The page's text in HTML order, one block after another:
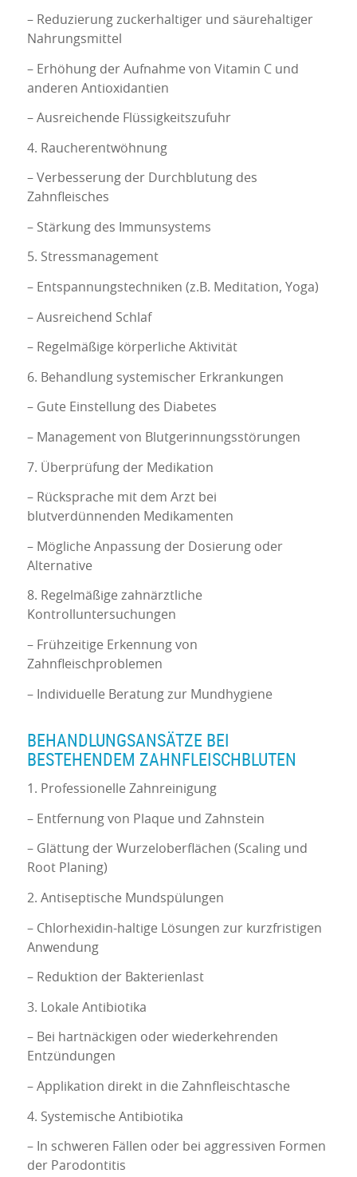
– Reduzierung zuckerhaltiger und säurehaltiger
Nahrungsmittel
– Erhöhung der Aufnahme von Vitamin C und
anderen Antioxidantien
– Ausreichende Flüssigkeitszufuhr
4. Raucherentwöhnung
– Verbesserung der Durchblutung des
Zahnfleisches
– Stärkung des Immunsystems
5. Stressmanagement
– Entspannungstechniken (z.B. Meditation, Yoga)
– Ausreichend Schlaf
– Regelmäßige körperliche Aktivität
6. Behandlung systemischer Erkrankungen
– Gute Einstellung des Diabetes
– Management von Blutgerinnungsstörungen
7. Überprüfung der Medikation
– Rücksprache mit dem Arzt bei
blutverdünnenden Medikamenten
– Mögliche Anpassung der Dosierung oder
Alternative
8. Regelmäßige zahnärztliche
Kontrolluntersuchungen
– Frühzeitige Erkennung von
Zahnfleischproblemen
– Individuelle Beratung zur Mundhygiene
BEHANDLUNGSANSÄTZE BEI
BESTEHENDEM ZAHNFLEISCHBLUTEN
1. Professionelle Zahnreinigung
– Entfernung von Plaque und Zahnstein
– Glättung der Wurzeloberflächen (Scaling und
Root Planing)
2. Antiseptische Mundspülungen
– Chlorhexidin-haltige Lösungen zur kurzfristigen
Anwendung
– Reduktion der Bakterienlast
3. Lokale Antibiotika
– Bei hartnäckigen oder wiederkehrenden
Entzündungen
– Applikation direkt in die Zahnfleischtasche
4. Systemische Antibiotika
– In schweren Fällen oder bei aggressiven Formen
der Parodontitis